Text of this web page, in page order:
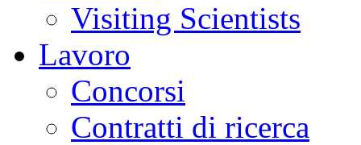
Visiting Scientists
Lavoro
Concorsi
Contratti di ricerca